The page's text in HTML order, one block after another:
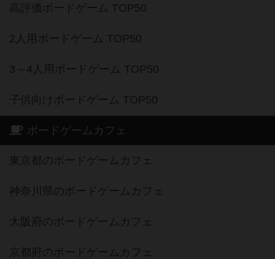
高評価ボードゲーム TOP50
2人用ボードゲーム TOP50
3～4人用ボードゲーム TOP50
子供向けボードゲーム TOP50
ボードゲームカフェ
東京都のボードゲームカフェ
神奈川県のボードゲームカフェ
大阪府のボードゲームカフェ
京都府のボードゲームカフェ